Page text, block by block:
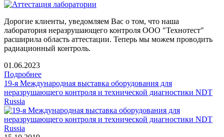
Дорогие клиенты, уведомляем Вас о том, что наша
лаборатория неразрушающего контроля ООО "Технотест"
расширила область аттестации. Теперь мы можем проводить
радиационный контроль.
01.06.2023
Подробнее
19-я Международная выставка оборудования для
неразрушающего контроля и технической диагностики NDT
Russia